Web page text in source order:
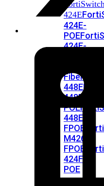
424E
424E-
POE
424E-
Fiber
448E
448E-
POE
448E-
FPOE
M426E-
FPOE
424F-
POE